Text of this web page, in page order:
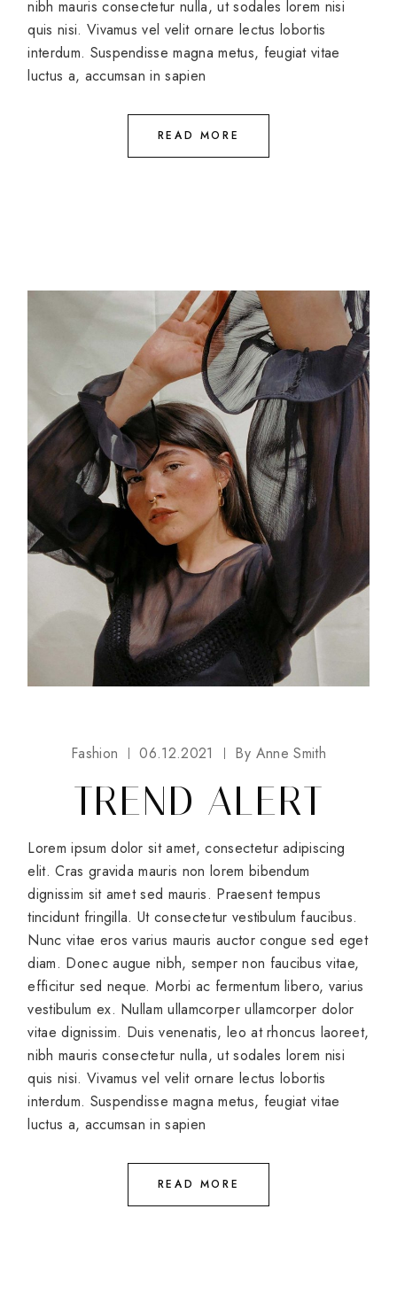
nibh mauris consectetur nulla, ut sodales lorem nisi
quis nisi. Vivamus vel velit ornare lectus lobortis
interdum. Suspendisse magna metus, feugiat vitae
luctus a, accumsan in sapien
READ MORE
Fashion 06.12.2021 By Anne Smith
TREND ALERT
Lorem ipsum dolor sit amet, consectetur adipiscing
elit. Cras gravida mauris non lorem bibendum
dignissim sit amet sed mauris. Praesent tempus
tincidunt fringilla. Ut consectetur vestibulum faucibus.
Nunc vitae eros varius mauris auctor congue sed eget
diam. Donec augue nibh, semper non faucibus vitae,
efficitur sed neque. Morbi ac fermentum libero, varius
vestibulum ex. Nullam ullamcorper ullamcorper dolor
vitae dignissim. Duis venenatis, leo at rhoncus laoreet,
nibh mauris consectetur nulla, ut sodales lorem nisi
quis nisi. Vivamus vel velit ornare lectus lobortis
interdum. Suspendisse magna metus, feugiat vitae
luctus a, accumsan in sapien
READ MORE